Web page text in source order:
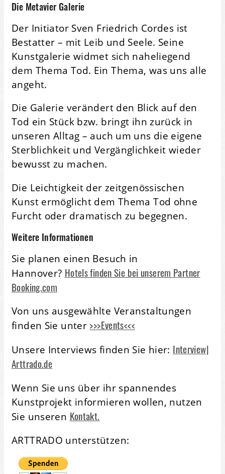
Die Metavier Galerie
Der Initiator Sven Friedrich Cordes ist
Bestatter – mit Leib und Seele. Seine
Kunstgalerie widmet sich naheliegend
dem Thema Tod. Ein Thema, was uns alle
angeht.
Die Galerie verändert den Blick auf den
Tod ein Stück bzw. bringt ihn zurück in
unseren Alltag – auch um uns die eigene
Sterblichkeit und Vergänglichkeit wieder
bewusst zu machen.
Die Leichtigkeit der zeitgenössischen
Kunst ermöglicht dem Thema Tod ohne
Furcht oder dramatisch zu begegnen.
Weitere Informationen
Sie planen einen Besuch in
Hannover? Hotels finden Sie bei unserem Partner
Booking.com
Von uns ausgewählte Veranstaltungen
finden Sie unter >>>Events<<<
Unsere Interviews finden Sie hier: Interview|
Arttrado.de
Wenn Sie uns über ihr spannendes
Kunstprojekt informieren wollen, nutzen
Sie unseren Kontakt.
ARTTRADO unterstützen: